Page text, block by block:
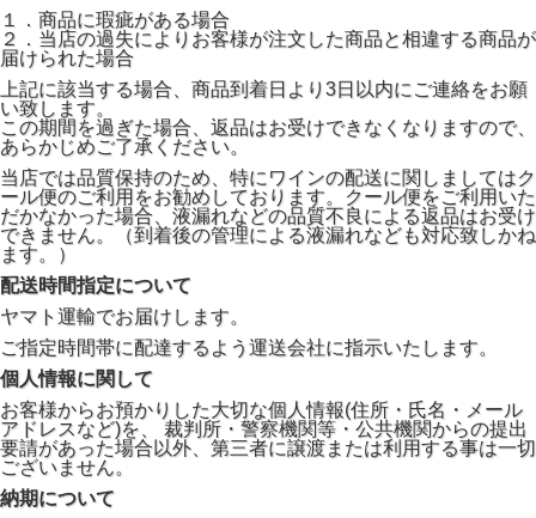
１．商品に瑕疵がある場合
２．当店の過失によりお客様が注文した商品と相違する商品が
届けられた場合
上記に該当する場合、商品到着日より3日以内にご連絡をお願
い致します。
この期間を過ぎた場合、返品はお受けできなくなりますので、
あらかじめご了承ください。
当店では品質保持のため、特にワインの配送に関しましてはク
ール便のご利用をお勧めしております。クール便をご利用いた
だかなかった場合、液漏れなどの品質不良による返品はお受け
できません。（到着後の管理による液漏れなども対応致しかね
ます。）
配送時間指定について
ヤマト運輸でお届けします。
ご指定時間帯に配達するよう運送会社に指示いたします。
個人情報に関して
お客様からお預かりした大切な個人情報(住所・氏名・メール
アドレスなど)を、 裁判所・警察機関等・公共機関からの提出
要請があった場合以外、第三者に譲渡または利用する事は一切
ございません。
納期について